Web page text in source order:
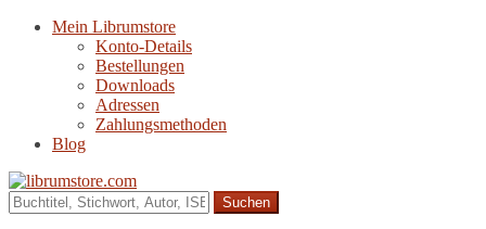
Navigation
Zum
Mein Librumstore
Konto-Details
Bestellungen
Downloads
Adressen
Zahlungsmethoden
Blog
Suche
nach: